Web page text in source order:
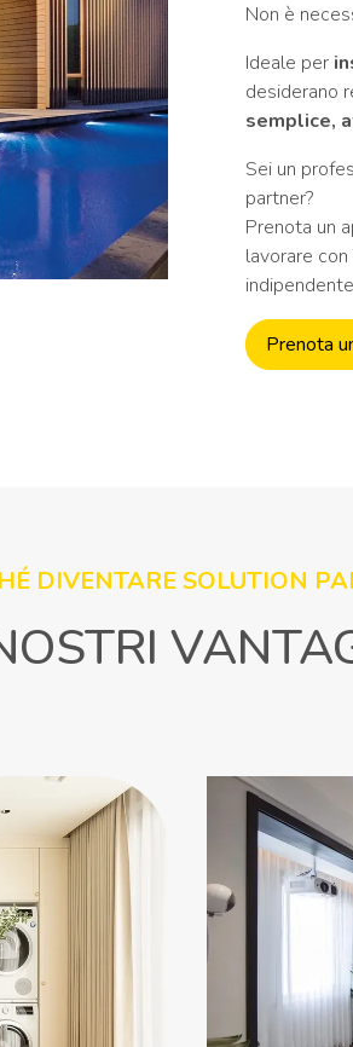
Non è
Ideale per
desiderano
semplice,
Sei un
partner?
Prenota un
lavorare
Prenota
DIVENTARE SOLUTION